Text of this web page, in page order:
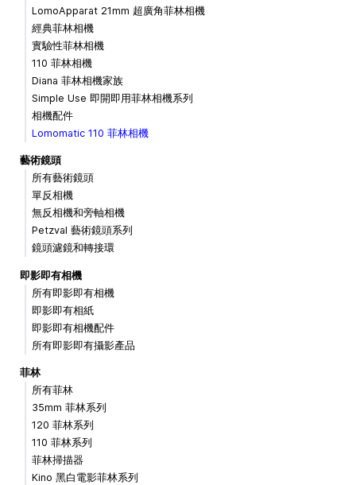
LomoApparat 21mm 超廣角菲林相機
經典菲林相機
實驗性菲林相機
110 菲林相機
Diana 菲林相機家族
Simple Use 即開即用菲林相機系列
相機配件
Lomomatic 110 菲林相機
藝術鏡頭
所有藝術鏡頭
單反相機
無反相機和旁軸相機
Petzval 藝術鏡頭系列
鏡頭濾鏡和轉接環
即影即有相機
所有即影即有相機
即影即有相紙
即影即有相機配件
所有即影即有攝影產品
菲林
所有菲林
35mm 菲林系列
120 菲林系列
110 菲林系列
菲林掃描器
Kino 黑白電影菲林系列